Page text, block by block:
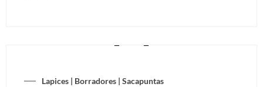
Lapices | Borradores | Sacapuntas